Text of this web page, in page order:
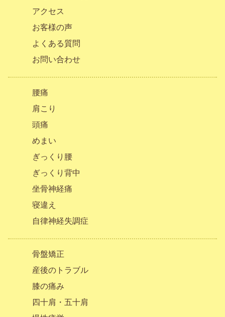
アクセス
お客様の声
よくある質問
お問い合わせ
腰痛
肩こり
頭痛
めまい
ぎっくり腰
ぎっくり背中
坐骨神経痛
寝違え
自律神経失調症
骨盤矯正
産後のトラブル
膝の痛み
四十肩・五十肩